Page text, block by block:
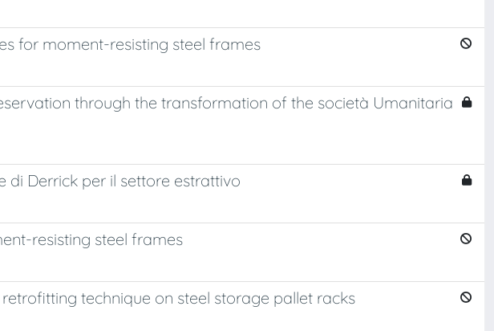
for moment-resisting steel frames
through the transformation of the società Umanitaria
di Derrick per il settore estrattivo
resisting steel frames
technique on steel storage pallet racks